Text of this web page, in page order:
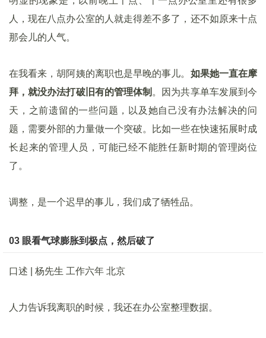
人，现在八点办公室的人就走得差不多了，还不如原来十点
那会儿的人气。
在我看来，胡阿姨的离职也是早晚的事儿。 如果她一直在摩
拜，就没办法打破旧有的管理体制 。因为共享单车发展到今
天，之前遗留的一些问题，以及她自己没有办法解决的问
题，需要外部的力量做一个突破。比如一些在快速拓展时成
长起来的管理人员，可能已经不能胜任新时期的管理岗位
了。
调整，是一个迟早的事儿，我们成了牺牲品。
03 眼看气球膨胀到极点，然后破了
口述 | 杨先生 工作六年 北京
人力告诉我离职的时候，我还在办公室整理数据。